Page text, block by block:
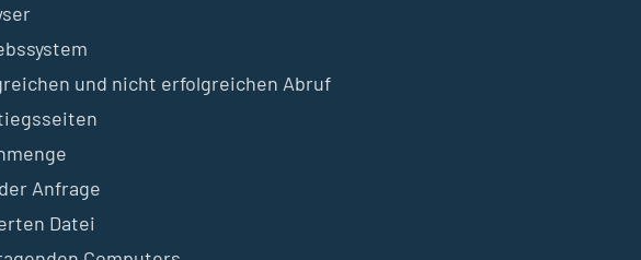
und nicht erfolgreichen Abruf
Anfrage
Datei